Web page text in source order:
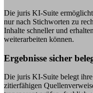
Die juris KI-Suite
nur nach Stichworten zu
Inhalte schneller und
weiterarbeiten können.
Ergebnisse sicher
Die juris KI-Suite belegt
zitierfähigen